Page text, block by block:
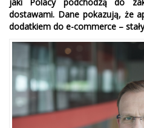
dostawami. Dane pokazują, że
dodatkiem do e-commerce –